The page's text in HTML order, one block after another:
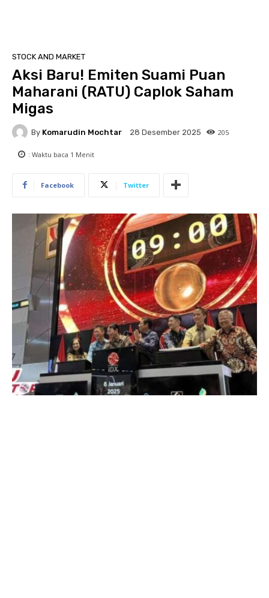
STOCK AND MARKET
Aksi Baru! Emiten Suami Puan
Maharani (RATU) Caplok Saham
Migas
By Komarudin Mochtar 28 Desember 2025 205
: Waktu baca 1 Menit
Facebook Twitter